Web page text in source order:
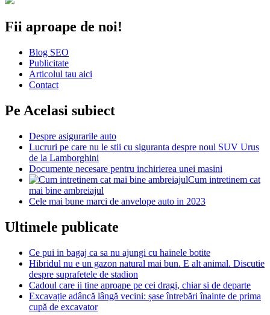
Fii aproape de noi!
Blog SEO
Publicitate
Articolul tau aici
Contact
Pe Acelasi subiect
Despre asigurarile auto
Lucruri pe care nu le stii cu siguranta despre noul SUV Urus
de la Lamborghini
Documente necesare pentru inchirierea unei masini
Cum intretinem cat
mai bine ambreiajul
Cele mai bune marci de anvelope auto in 2023
Ultimele publicate
Ce pui in bagaj ca sa nu ajungi cu hainele botite
Hibridul nu e un gazon natural mai bun. E alt animal. Discutie
despre suprafetele de stadion
Cadoul care ii tine aproape pe cei dragi, chiar si de departe
Excavație adâncă lângă vecini: șase întrebări înainte de prima
cupă de excavator